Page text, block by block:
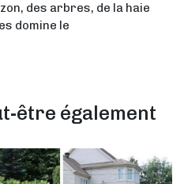
des arbres, de la haie
domine le
être également